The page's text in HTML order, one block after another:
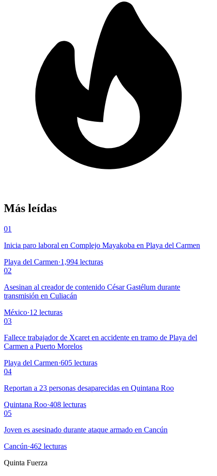
Más leídas
01
Inicia paro laboral en Complejo Mayakoba en Playa del Carmen
Playa del Carmen·1,994 lecturas
02
Asesinan al creador de contenido César Gastélum durante
transmisión en Culiacán
México·12 lecturas
03
Fallece trabajador de Xcaret en accidente en tramo de Playa del
Carmen a Puerto Morelos
Playa del Carmen·605 lecturas
04
Reportan a 23 personas desaparecidas en Quintana Roo
Quintana Roo·408 lecturas
05
Joven es asesinado durante ataque armado en Cancún
Cancún·462 lecturas
Quinta Fuerza